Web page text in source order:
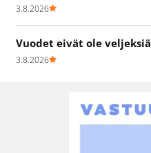
3.8.2026
Vuodet eivät ole veljeksiä
3.8.2026